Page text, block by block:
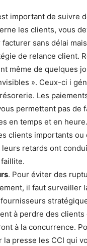
important de suivre
les clients, vous
sans délai
de relance client.
même de quelques
». Ceux-ci i
Les
permettent pas de
en temps et en
clients importants ou
retards ont
. Pour éviter des
il faut surveiller
à perdre des clients
à la concurrence.
la presse les CCI qui